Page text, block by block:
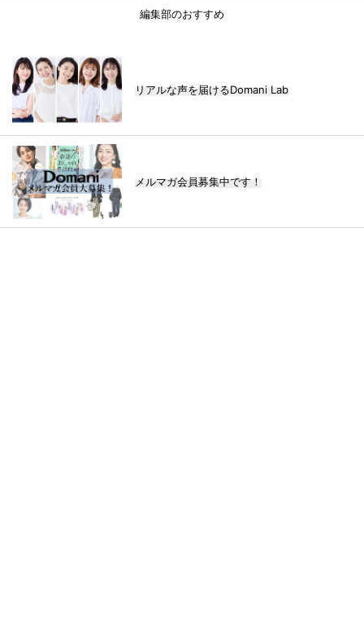
編集部のおすすめ
リアルな声を届けるDomani Lab
メルマガ会員募集中です！